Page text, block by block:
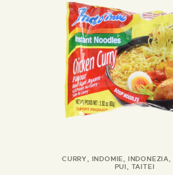
CURRY, INDOMIE, INDONEZIA,
PUI, TAITEI